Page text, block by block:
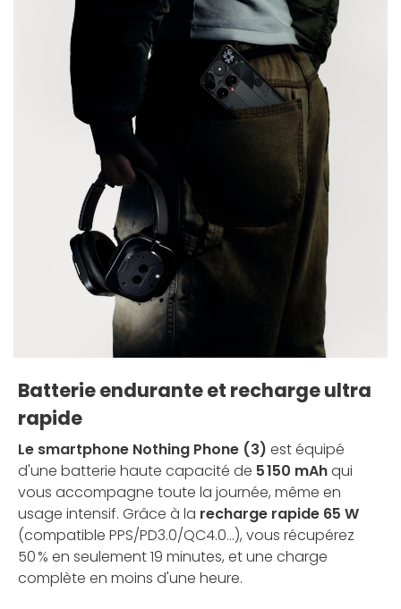
Batterie endurante et recharge ultra
rapide
Le smartphone Nothing Phone (3) est équipé
d'une batterie haute capacité de 5 150 mAhqui
vous accompagne toute la journée, même en
usage intensif. Grâce à la recharge rapide 65 W
(compatible PPS/PD3.0/QC4.0...), vous récupérez
50 % en seulement 19 minutes, et une charge
complète en moins d'une heure.